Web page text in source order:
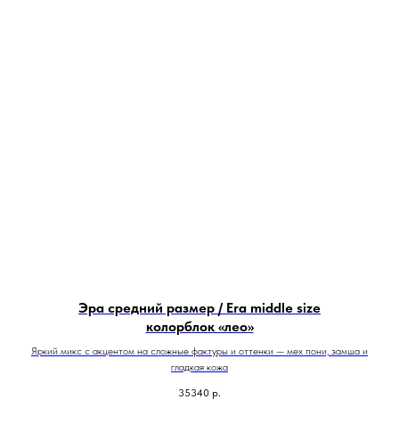
Эра средний размер / Era middle size
колорблок «лео»
Яркий микс с акцентом на сложные фактуры и оттенки — мех пони, замша и
гладкая кожа
35340 р.